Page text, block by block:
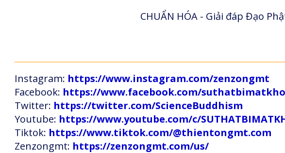
CHUẨN HÓA - Giải đáp Đạo
Instagram: https://www.instagram.com/zenzongmt
Facebook: https://www.facebook.com/
Twitter: https://twitter.com/ScienceBuddhism
Youtube: https://www.youtube.com/c/
Tiktok: https://www.tiktok.com/@thientongmt.com
Zenzongmt: https://zenzongmt.com/us/